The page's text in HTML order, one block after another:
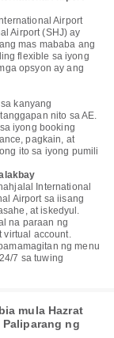
Airport
Airport (SHJ) ay
mas mababa ang
flexible sa iyong
opsyon ay ang
kanyang
nito sa AE.
iyong booking
pagkain, at
ito sa iyong pumili
International
Airport sa iisang
at iskedyul.
na paraan ng
virtual account.
ng menu
7 sa tuwing
mula Hazrat
ng